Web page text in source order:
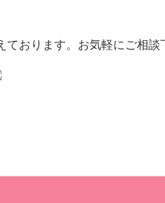
おります。お気軽にご相談